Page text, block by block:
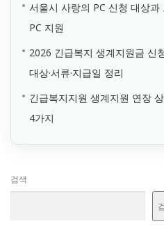
서울시 사랑의 PC 신청 대상
PC 지원
2026 긴급복지 생계지원금 신
대상·서류·지급일 정리
긴급복지지원 생계지원 연장
4가지
검색